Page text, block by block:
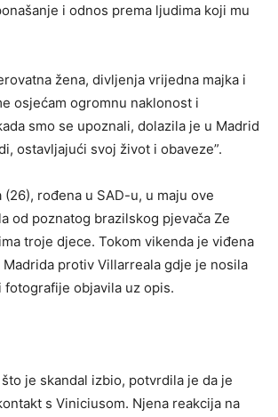
i odnos prema ljudima koji mu
žena, divljenja vrijedna majka i
osjećam ogromnu naklonost i
smo se upoznali, dolazila je u Madrid
ostavljajući svoj život i obaveze”.
(26), rođena u SAD-u, u maju ove
od poznatog brazilskog pjevača Ze
troje djece. Tokom vikenda je viđena
Madrida protiv Villarreala gdje je nosila
objavila uz opis.
je skandal izbio, potvrdila je da je
s Viniciusom. Njena reakcija na